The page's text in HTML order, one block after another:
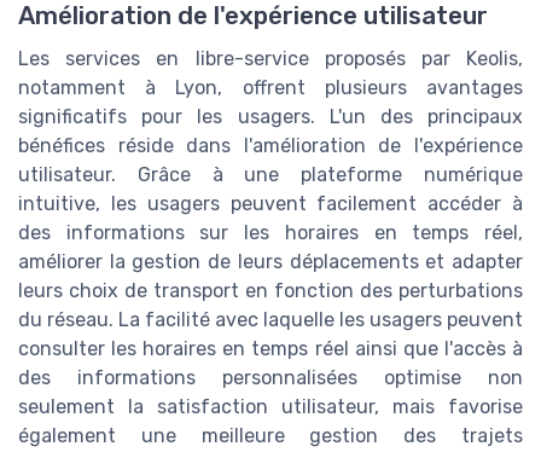
Amélioration de l'expérience utilisateur
Les services en libre-service proposés par Keolis,
notamment à Lyon, offrent plusieurs avantages
significatifs pour les usagers. L'un des principaux
bénéfices réside dans l'amélioration de l'expérience
utilisateur. Grâce à une plateforme numérique
intuitive, les usagers peuvent facilement accéder à
des informations sur les horaires en temps réel,
améliorer la gestion de leurs déplacements et adapter
leurs choix de transport en fonction des perturbations
du réseau. La facilité avec laquelle les usagers peuvent
consulter les horaires en temps réel ainsi que l'accès à
des informations personnalisées optimise non
seulement la satisfaction utilisateur, mais favorise
également une meilleure gestion des trajets